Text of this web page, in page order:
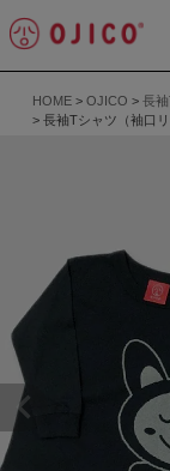
HOME OJICO 長
長袖Tシャツ（袖口